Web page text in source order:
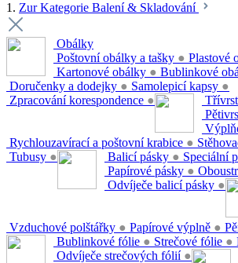
1. Zur Kategorie Balení & Skladování
Obálky
Poštovní obálky a tašky ● Plastové
Kartonové obálky ● Bublinkové
Doručenky a dodejky ● Samolepicí kapsy ●
Zpracování korespondence ●
Rychlouzavírací a poštovní krabice ●
Tubusy ● Balicí pásky ● Speciální
Papírové pásky ●
Odvíječe balicí pásky ●
Vzduchové polštářky ● Papírové výplně ●
Bublinkové fólie ● Strečové fólie ●
Odvíječe strečových fólií ●